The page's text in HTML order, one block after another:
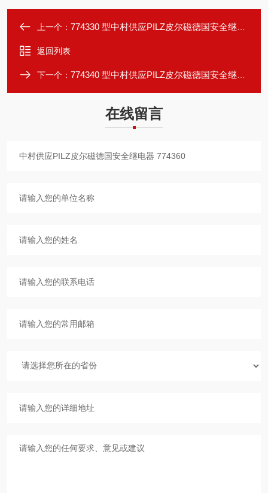
上一个： 774330 型中村供应PILZ皮尔磁德国安全继电器 774330
返回列表
下一个： 774340 型中村供应PILZ皮尔磁德国安全继电器 774340
在线留言